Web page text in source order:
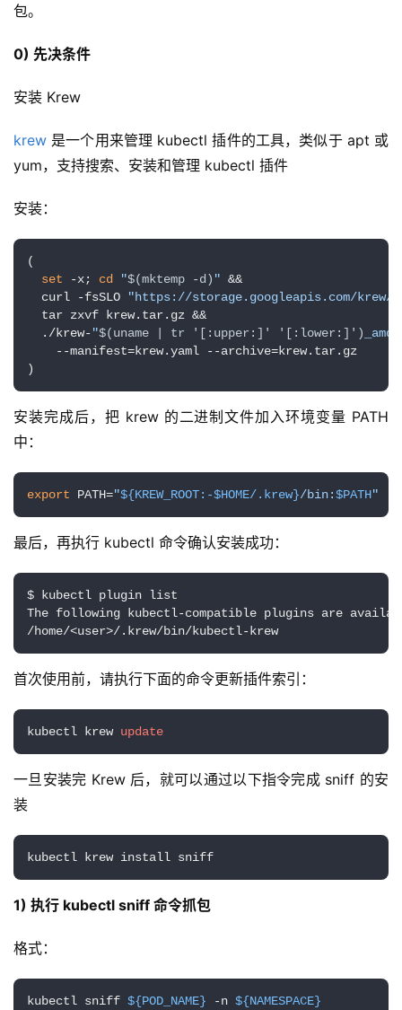
包。
0) 先决条件
安装 Krew
krew 是一个用来管理 kubectl 插件的工具，类似于 apt 或
yum，支持搜索、安装和管理 kubectl 插件
安装：
(
set -x; cd "$(mktemp -d) " &&
  curl -fsSLO
"https://storage.googleapis.com/
  tar zxvf krew.tar.gz &&
  ./krew-
"$(uname | tr '[:upper:]' '[:lower:]')
    --manifest=krew.yaml --archive=krew.tar.gz
)
安装完成后，把 krew 的二进制文件加入环境变量 PATH
中：
export PATH="${KREW_ROOT:-$HOME/.krew}/bin:$PATH"
最后，再执行 kubectl 命令确认安装成功：
$ kubectl plugin list
The following kubectl-compatible plugins are
/home/<user>/.krew/bin/kubectl-krew
首次使用前，请执行下面的命令更新插件索引：
kubectl krew update
一旦安装完 Krew 后，就可以通过以下指令完成 sniff 的安
装
kubectl krew install sniff
1) 执行 kubectl sniff 命令抓包
格式：
kubectl sniff ${POD_NAME} -n ${NAMESPACE}